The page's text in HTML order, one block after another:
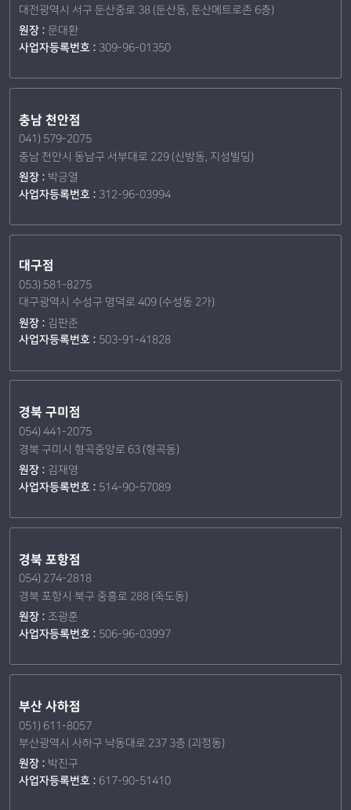
대전광역시 서구 둔산중로 38 (둔산동, 둔산메트로존 6층)
원장 : 문대환
사업자등록번호 : 309-96-01350
충남 천안점
041) 579-2075
충남 천안시 동남구 서부대로 229 (신방동, 지성빌딩)
원장 : 박긍열
사업자등록번호 : 312-96-03994
대구점
053) 581-8275
대구광역시 수성구 명덕로 409 (수성동 2가)
원장 : 김판준
사업자등록번호 : 503-91-41828
경북 구미점
054) 441-2075
경북 구미시 형곡중앙로 63 (형곡동)
원장 : 김재영
사업자등록번호 : 514-90-57089
경북 포항점
054) 274-2818
경북 포항시 북구 중흥로 288 (죽도동)
원장 :조광훈
사업자등록번호 : 506-96-03997
부산 사하점
051) 611-8057
부산광역시 사하구 낙동대로 237 3층 (괴정동)
원장 : 박진구
사업자등록번호 : 617-90-51410